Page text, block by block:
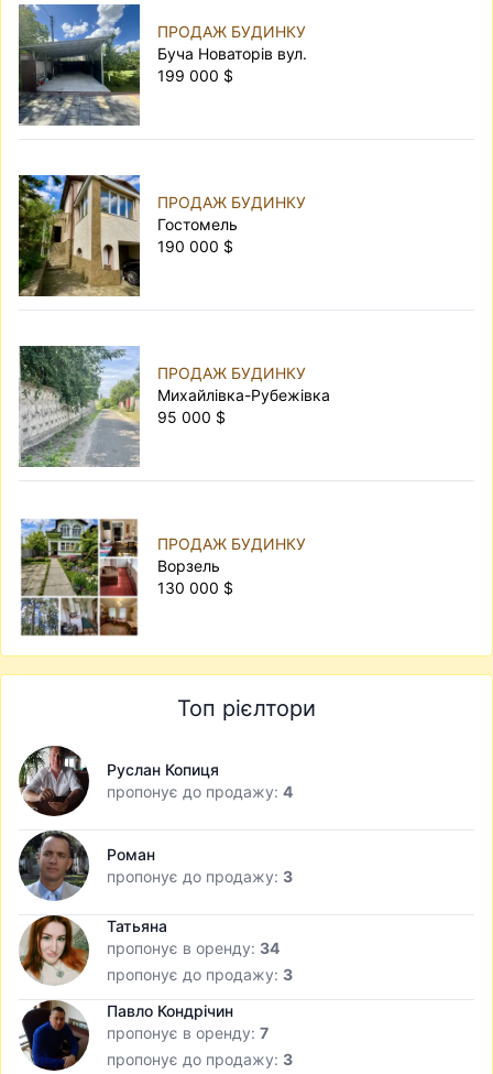
ПРОДАЖ БУДИНКУ
Буча Новаторів вул.
199 000 $
ПРОДАЖ БУДИНКУ
Гостомель
190 000 $
ПРОДАЖ БУДИНКУ
Михайлівка-Рубежівка
95 000 $
ПРОДАЖ БУДИНКУ
Ворзель
130 000 $
Топ рієлтори
Руслан Копиця
пропонує до продажу: 4
Роман
пропонує до продажу: 3
Татьяна
пропонує в оренду: 34
пропонує до продажу: 3
Павло Кондрічин
пропонує в оренду: 7
пропонує до продажу: 3